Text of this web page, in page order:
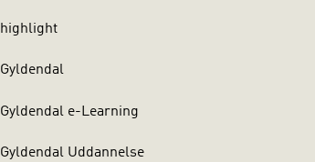
highlight
Gyldendal
Gyldendal e-Learning
Gyldendal Uddannelse